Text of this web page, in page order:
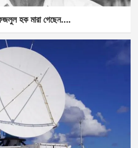
হক মারা গেছেন….